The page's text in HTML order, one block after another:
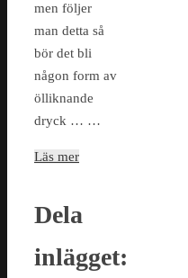
men följer
man detta så
bör det bli
någon form av
ölliknande
dryck … …
Läs mer
Dela
inlägget: